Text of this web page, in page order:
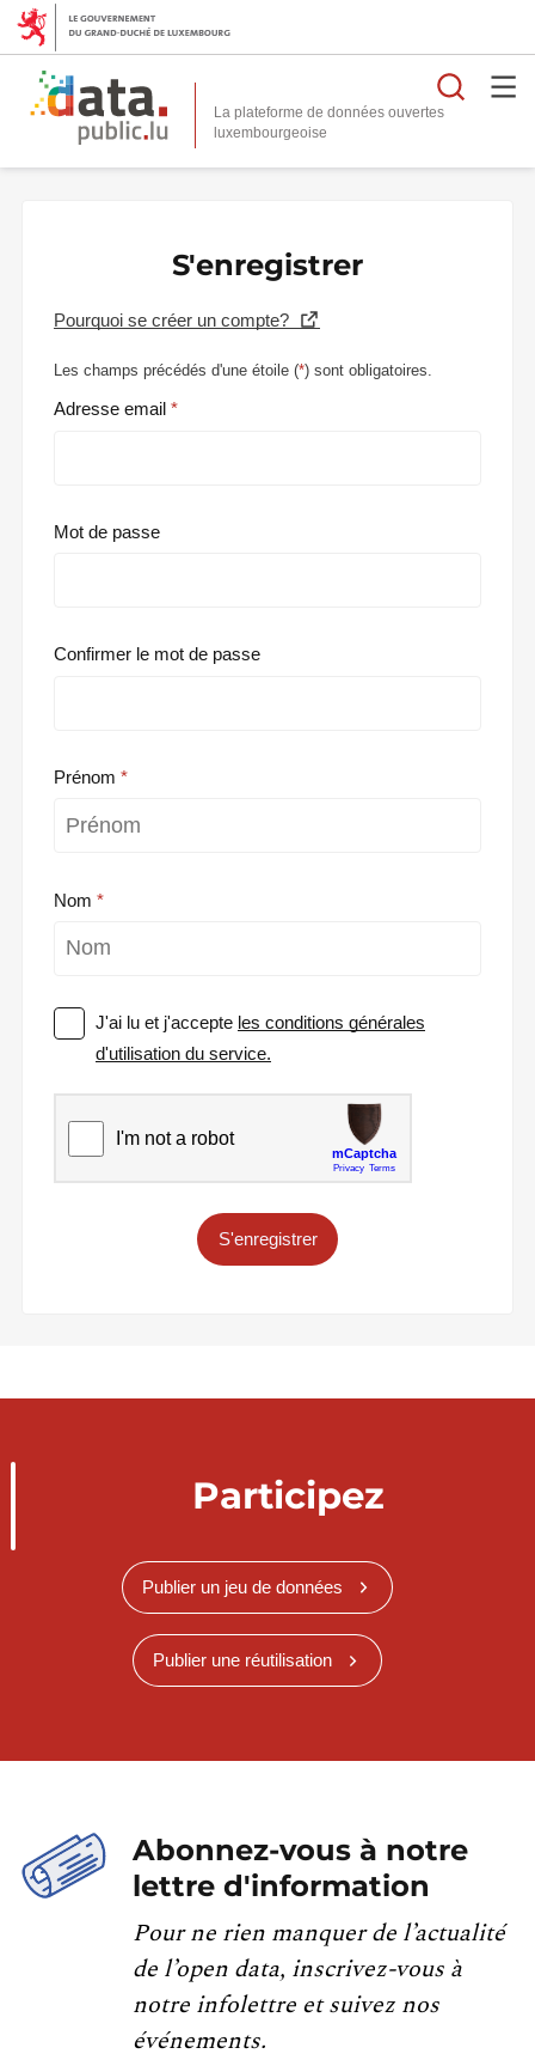
La plateforme de données ouvertes
S'enregistrer
Pourquoi se créer un compte?
Les champs précédés d'une étoile (*) sont obligatoires.
Adresse email
Mot de passe
Confirmer le mot de passe
Prénom
Nom
J'ai lu et j'accepte les conditions générales
d'utilisation du service.
S'enregistrer
Participez
Publier un jeu de données
Publier une réutilisation
Abonnez-vous à notre
lettre d'information
Pour ne rien manquer de l’actualité
de l’open data, inscrivez-vous à
notre infolettre et suivez nos
événements.